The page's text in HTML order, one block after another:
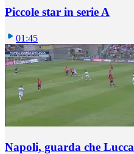
Piccole star in serie A
01:45
Napoli, guarda che Lucca